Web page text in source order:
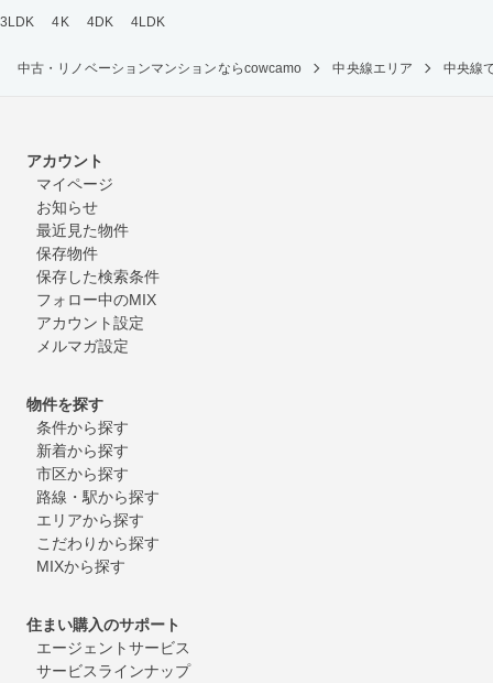
3LDK
4K 4DK 4LDK
中古・リノベーションマンションならcowcamo 中央線エリア 中央線
アカウント
マイページ
お知らせ
最近見た物件
保存物件
保存した検索条件
フォロー中のMIX
アカウント設定
メルマガ設定
物件を探す
条件から探す
新着から探す
市区から探す
路線・駅から探す
エリアから探す
こだわりから探す
MIXから探す
住まい購入のサポート
エージェントサービス
サービスラインナップ